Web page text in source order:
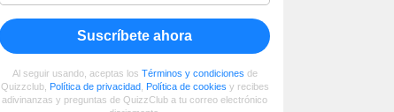
Suscríbete ahora
Al seguir usando, aceptas los Términos y condiciones de
Quizzclub, Política de privacidad, Política de cookies y recibes
adivinanzas y preguntas de QuizzClub a tu correo electrónico